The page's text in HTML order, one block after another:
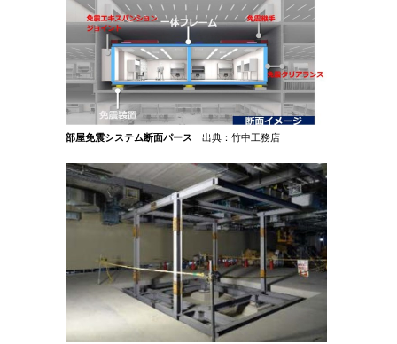
部屋免震システム断面パース 出典：竹中工務店